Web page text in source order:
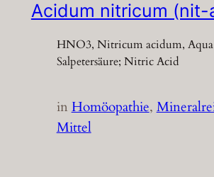
Acidum nitricum (nit-
HNO3, Nitricum acidum,
Salpetersäure; Nitric Acid
inHomöopathie,
Mittel